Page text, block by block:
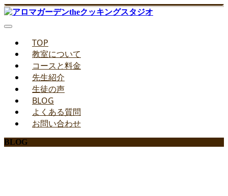
TOP
教室について
コースと料金
先生紹介
生徒の声
BLOG
よくある質問
お問い合わせ
BLOG